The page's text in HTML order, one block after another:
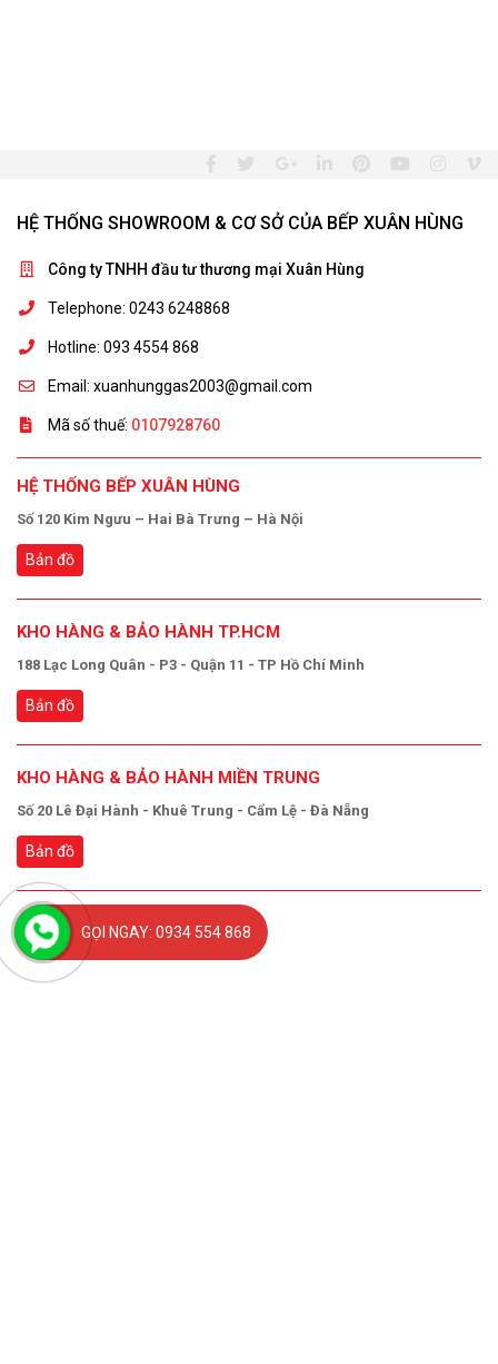
HỆ THỐNG SHOWROOM & CƠ SỞ CỦA BẾP XUÂN HÙNG
Công ty TNHH đầu tư thương mại Xuân Hùng
Telephone: 0243 6248868
Hotline: 093 4554 868
Email: xuanhunggas2003@gmail.com
Mã số thuế: 0107928760
HỆ THỐNG BẾP XUÂN HÙNG
Số 120 Kim Ngưu – Hai Bà Trưng – Hà Nội
Bản đồ
KHO HÀNG & BẢO HÀNH TP.HCM
188 Lạc Long Quân - P3 - Quận 11 - TP Hồ Chí Minh
Bản đồ
KHO HÀNG & BẢO HÀNH MIỀN TRUNG
Số 20 Lê Đại Hành - Khuê Trung - Cẩm Lệ - Đà Nẵng
Bản đồ
GỌI NGAY: 0934 554 868